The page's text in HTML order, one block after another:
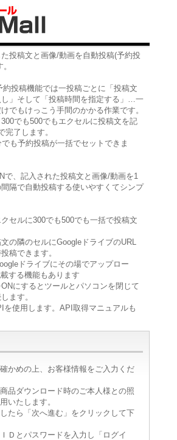
投稿文と画像/動画を自動投稿(予約投
約投稿機能では一投稿ごとに「投稿文
し」そして「投稿時間を指定する」…一
でもけっこう手間のかかる作業です。
でも500でもエクセルに投稿文を記
完了します。
も予約投稿が一括でセットできま
で、記入された投稿文と画像/動画を1
隔で自動投稿する使いやすくてシンプ
セルに300でも500でも一括で投稿文
の隣のセルにGoogleドライブのURL
稿できます。
ドライブにその場でアップロー
する機能もあります
にするとツールとパソコンを閉じて
ます。
使用します。API取得マニュアルも
かめの上、お客様情報をご入力くだ
品ダウンロード時のご本人様との照
いたします。
たら「次へ進む」をクリックして下
Ｄとパスワードを入力し「ログイ